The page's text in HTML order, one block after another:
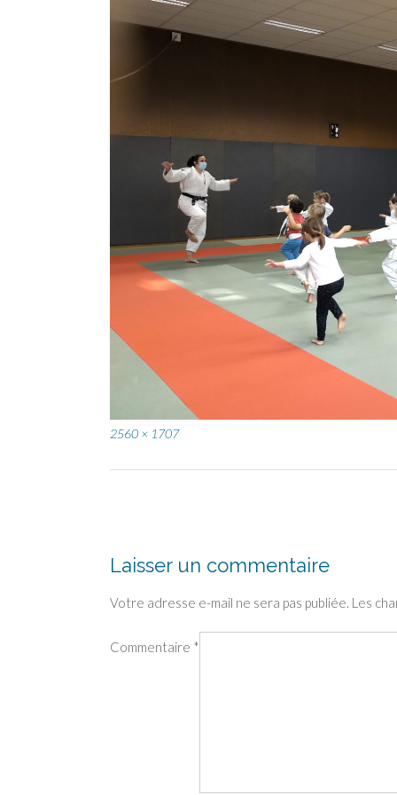
Full
2560 × 1707
Laisser un commentaire
Votre adresse e-mail ne sera pas publiée. Les
Commentaire *